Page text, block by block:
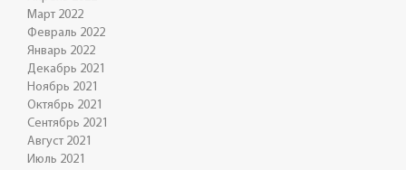
Март 2022
Февраль 2022
Январь 2022
Декабрь 2021
Ноябрь 2021
Октябрь 2021
Сентябрь 2021
Август 2021
Июль 2021